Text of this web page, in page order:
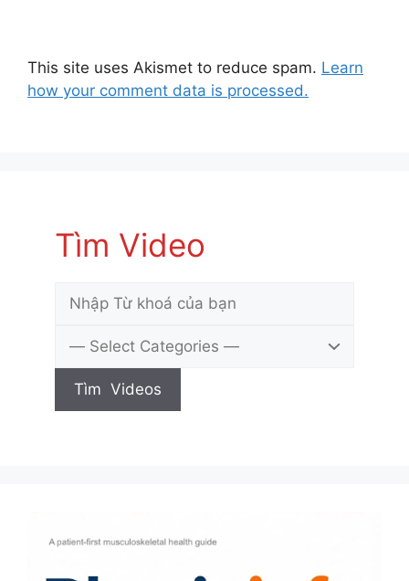
This site uses Akismet to reduce spam. Learn
how your comment data is processed.
Tìm Video